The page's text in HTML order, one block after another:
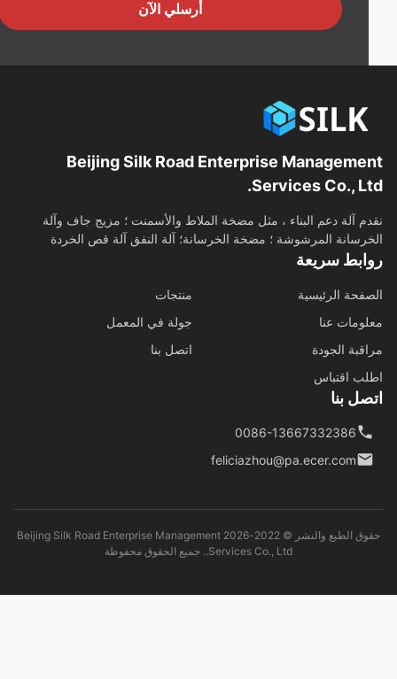
أرسلي الآن
Beijing Silk Road Enterprise
Services Co.,
آلة دعم البناء ، مثل مضخة الملاط والأسمنت ؛ مزيج جاف وآلة
المرشوشة ؛ مضخة الخرسانة؛ آلة النفق آلة قص الخردة
سريعة
الرئيسية
منتجات
عنا
جولة في المعمل
الجودة
اتصل بنا
اقتباس
بنا
0086-13667332386
feliciazhou@pa.ecer.com
حقوق الطبع والنشر © 2022-2026 Beijing Silk Road Enterprise Management
Services Co., Ltd.. جميع الحقوق محفوظة